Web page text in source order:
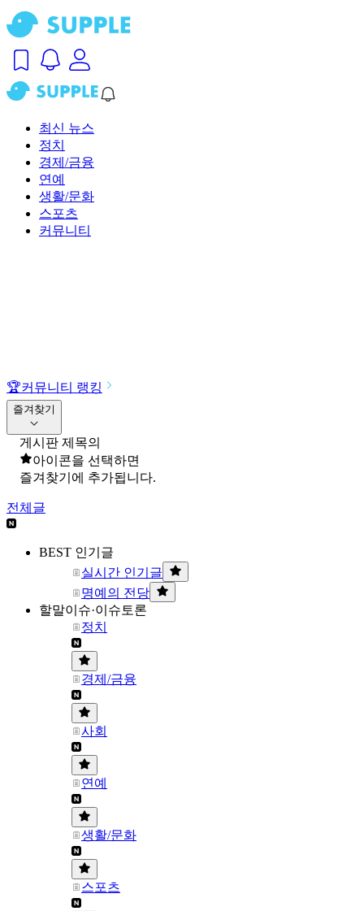
최신 뉴스
정치
경제/금융
연예
생활/문화
스포츠
커뮤니티
🏆커뮤니티 랭킹
즐겨찾기
게시판 제목의
아이콘을 선택하면
즐겨찾기에 추가됩니다.
전체글
BEST 인기글
실시간 인기글
명예의 전당
할말이슈·이슈토론
정치
경제/금융
사회
연예
생활/문화
스포츠